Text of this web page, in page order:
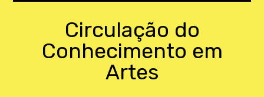
Circulação do
Conhecimento em
Artes